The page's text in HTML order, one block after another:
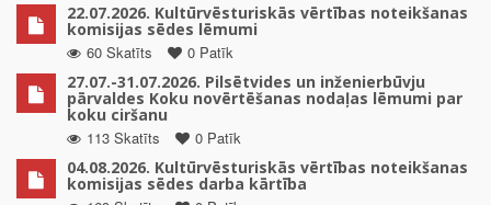
22.07.2026. Kultūrvēsturiskās vērtības noteikšanas
komisijas sēdes lēmumi
60 Skatīts
0 Patīk
27.07.-31.07.2026. Pilsētvides un inženierbūvju
pārvaldes Koku novērtēšanas nodaļas lēmumi par
koku ciršanu
113 Skatīts
0 Patīk
04.08.2026. Kultūrvēsturiskās vērtības noteikšanas
komisijas sēdes darba kārtība